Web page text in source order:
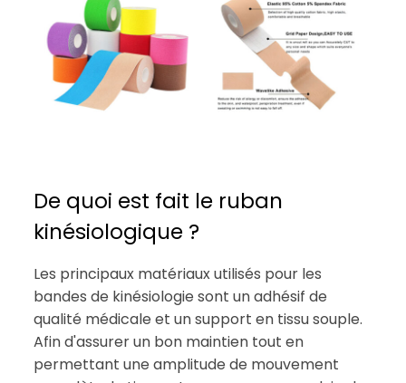
De quoi est fait le ruban
kinésiologique ?
Les principaux matériaux utilisés pour les
bandes de kinésiologie sont un adhésif de
qualité médicale et un support en tissu souple.
Afin d'assurer un bon maintien tout en
permettant une amplitude de mouvement